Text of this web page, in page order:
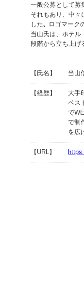
一般公募として募
それもあり、中々
した｡ ロゴマーク
当山氏は、ホテル
段階から立ち上げ
【氏名】 当山
【経歴】
大手
ベス
で
で制
を広
【URL】